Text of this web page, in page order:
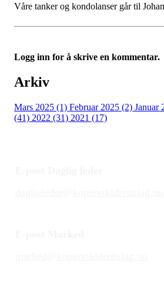
Våre tanker og kondolanser går til
Logg inn for å skrive en kommentar.
Arkiv
Mars 2025 (1) Februar 2025 (2) Januar
(41) 2022 (31) 2021 (17)